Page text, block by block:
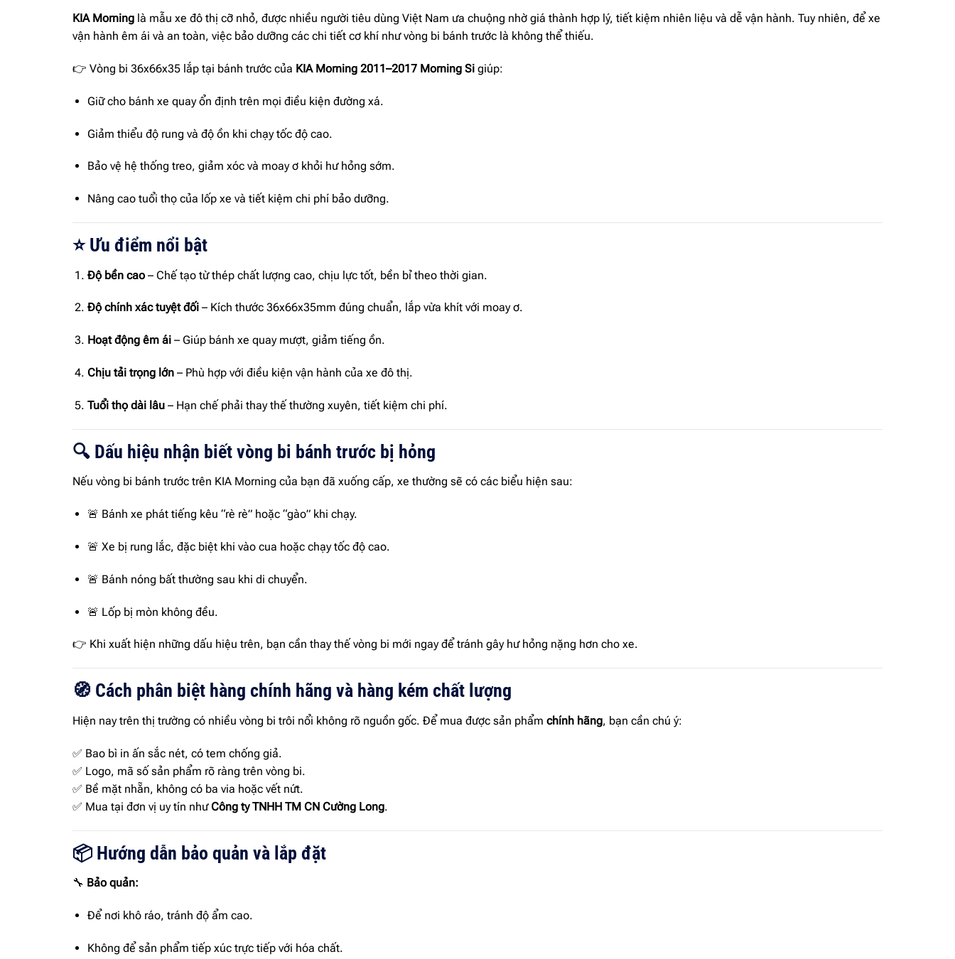
KIA Morning là mẫu xe đô thị cỡ nhỏ, được nhiều người tiêu dùng Việt Nam ưa chuộng nhờ giá thành hợp lý, tiết kiệm nhiên liệu và dễ vận hành. Tuy nhiên, để xe
vận hành êm ái và an toàn, việc bảo dưỡng các chi tiết cơ khí như vòng bi bánh trước là không thể thiếu.
👉 Vòng bi 36x66x35 lắp tại bánh trước của KIA Morning 2011–2017 Morning Si giúp:
Giữ cho bánh xe quay ổn định trên mọi điều kiện đường xá.
Giảm thiểu độ rung và độ ồn khi chạy tốc độ cao.
Bảo vệ hệ thống treo, giảm xóc và moay ơ khỏi hư hỏng sớm.
Nâng cao tuổi thọ của lốp xe và tiết kiệm chi phí bảo dưỡng.
⭐ Ưu điểm nổi bật
Độ bền cao– Chế tạo từ thép chất lượng cao, chịu lực tốt, bền bỉ theo thời gian.
Độ chính xác tuyệt đối– Kích thước 36x66x35mm đúng chuẩn, lắp vừa khít với moay ơ.
Hoạt động êm ái– Giúp bánh xe quay mượt, giảm tiếng ồn.
Chịu tải trọng lớn– Phù hợp với điều kiện vận hành của xe đô thị.
Tuổi thọ dài lâu– Hạn chế phải thay thế thường xuyên, tiết kiệm chi phí.
🔍 Dấu hiệu nhận biết vòng bi bánh trước bị hỏng
Nếu vòng bi bánh trước trên KIA Morning của bạn đã xuống cấp, xe thường sẽ có các biểu hiện sau:
🚨 Bánh xe phát tiếng kêu “rè rè” hoặc “gào” khi chạy.
🚨 Xe bị rung lắc, đặc biệt khi vào cua hoặc chạy tốc độ cao.
🚨 Bánh nóng bất thường sau khi di chuyển.
🚨 Lốp bị mòn không đều.
👉 Khi xuất hiện những dấu hiệu trên, bạn cần thay thế vòng bi mới ngay để tránh gây hư hỏng nặng hơn cho xe.
🧭 Cách phân biệt hàng chính hãng và hàng kém chất lượng
Hiện nay trên thị trường có nhiều vòng bi trôi nổi không rõ nguồn gốc. Để mua được sản phẩm chính hãng, bạn cần chú ý:
✅ Bao bì in ấn sắc nét, có tem chống giả.
✅ Logo, mã số sản phẩm rõ ràng trên vòng bi.
✅ Bề mặt nhẵn, không có ba via hoặc vết nứt.
✅ Mua tại đơn vị uy tín như Công ty TNHH TM CN Cường Long.
📦 Hướng dẫn bảo quản và lắp đặt
🔧 Bảo quản:
Để nơi khô ráo, tránh độ ẩm cao.
Không để sản phẩm tiếp xúc trực tiếp với hóa chất.